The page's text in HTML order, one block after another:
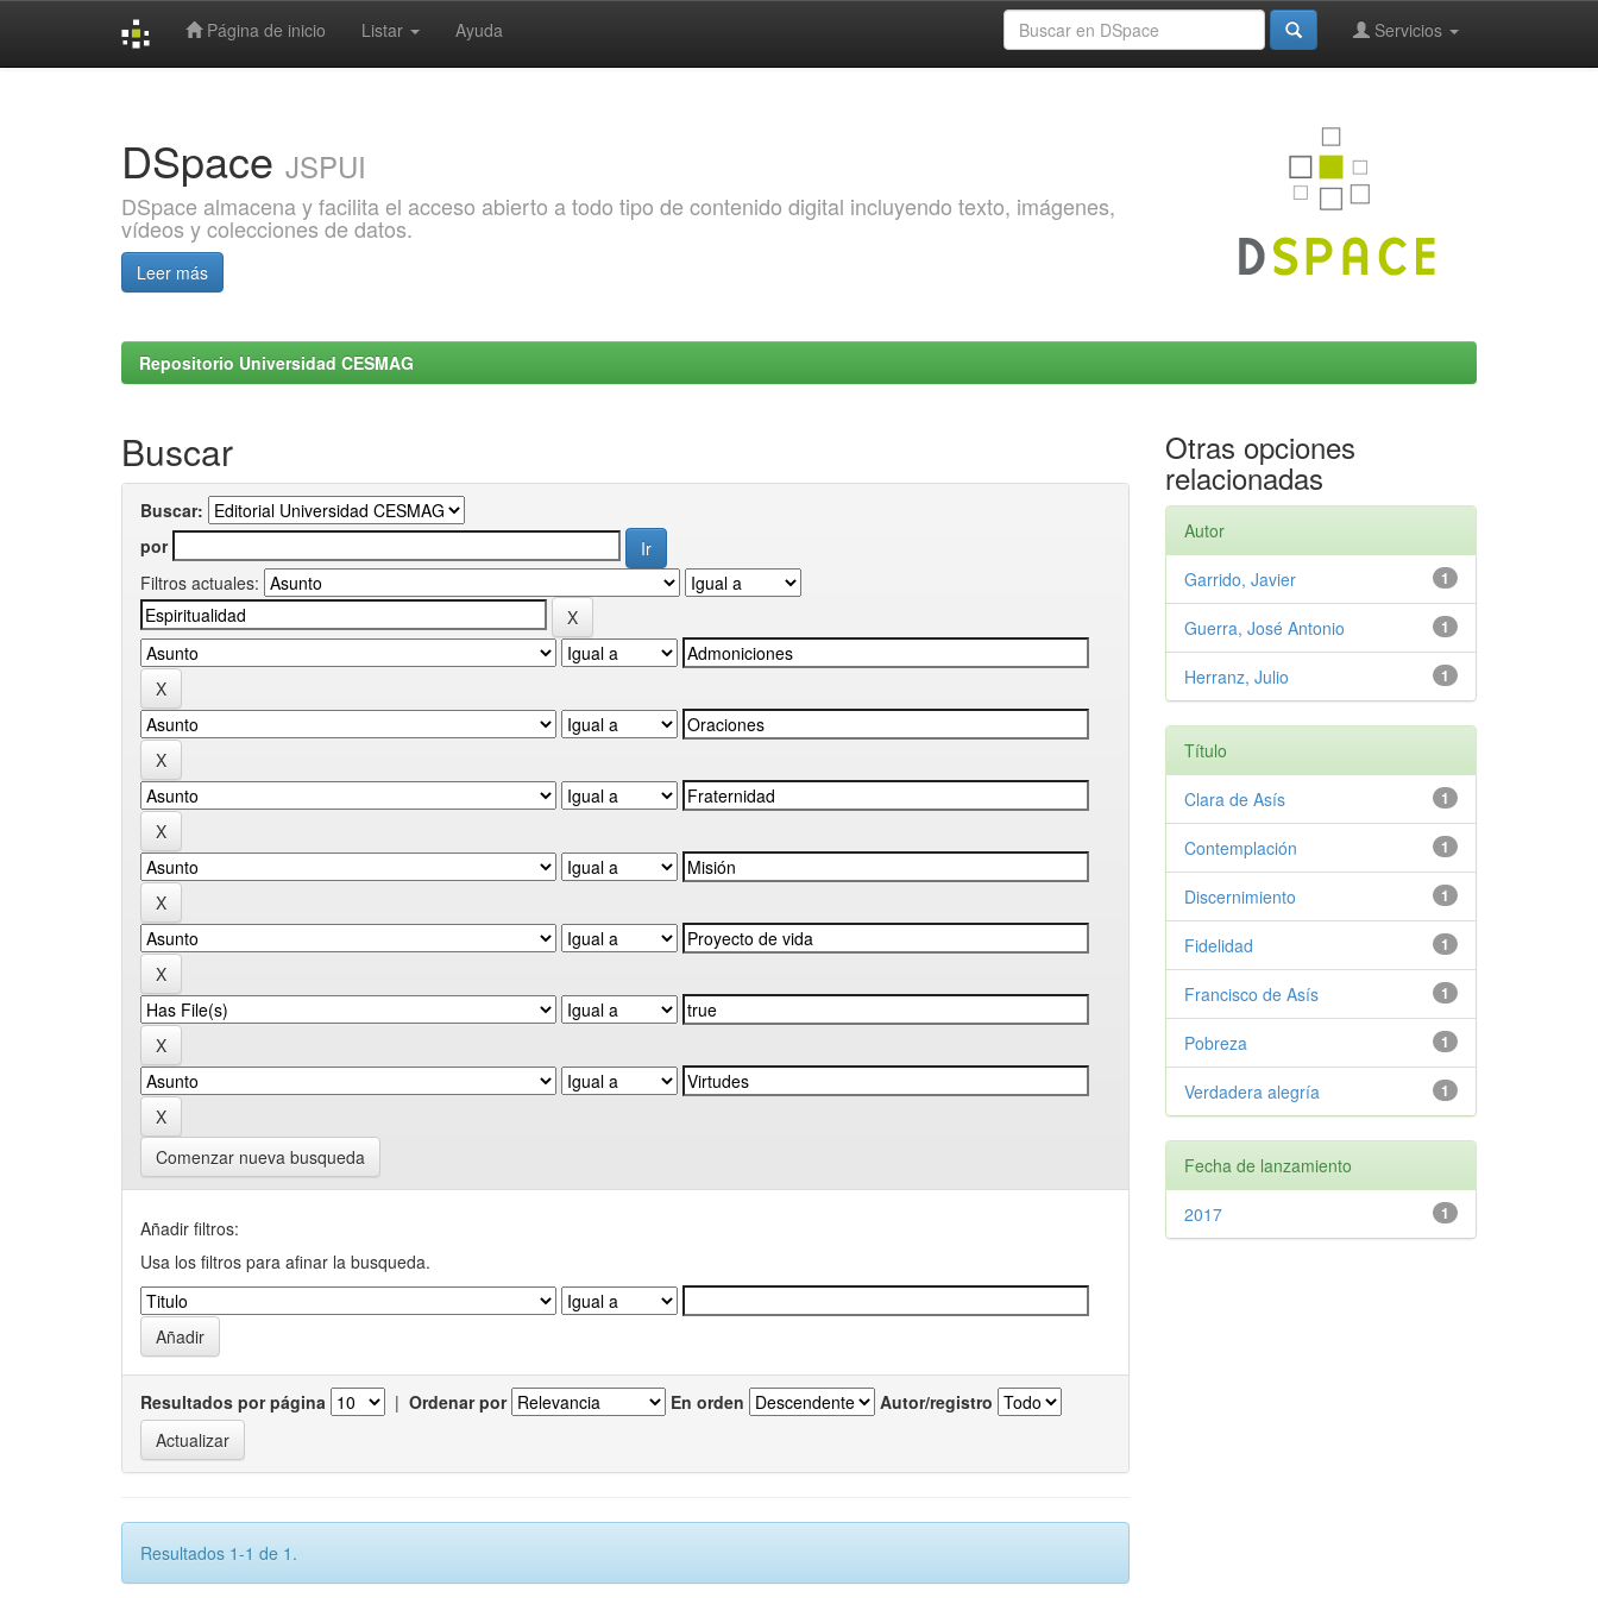
Página de inicio Listar Ayuda Servicios
DSpace JSPUI
DSpace almacena y facilita el acceso abierto a todo tipo de contenido digital incluyendo texto, imágenes,
vídeos y colecciones de datos.
Leer más
Repositorio Universidad CESMAG
Buscar
Buscar:
por
Filtros actuales:
Comenzar nueva busqueda
Añadir filtros:
Usa los filtros para afinar la busqueda.
Resultados por página | Ordenar por En orden Autor/registro
Resultados 1-1 de 1.
Otras opciones
relacionadas
Autor
1
Garrido, Javier
1
Guerra, José Antonio
1
Herranz, Julio
Título
1
Clara de Asís
1
Contemplación
1
Discernimiento
1
Fidelidad
1
Francisco de Asís
1
Pobreza
1
Verdadera alegría
Fecha de lanzamiento
1
2017